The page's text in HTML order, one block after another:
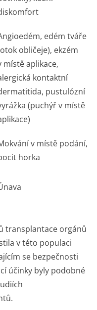
edém tváře
obličeje), ekzém
místě aplikace,
kontaktní
pustulózní
(puchýř v místě
v místě podání,
horka
transplantace orgánů
v této populaci
se bezpečnosti
účinky byly podobné